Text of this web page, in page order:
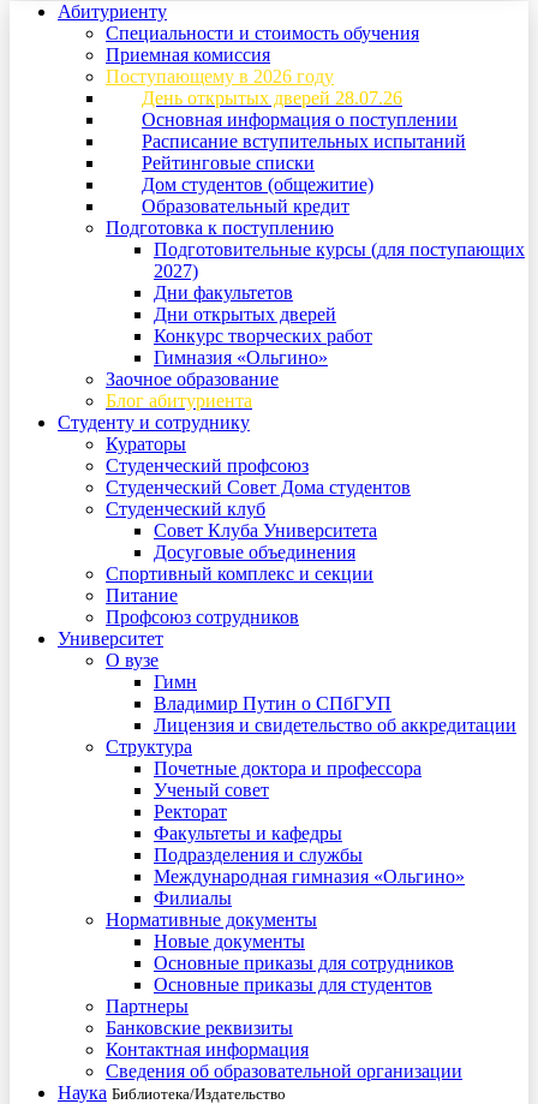
Абитуриенту
Специальности и стоимость обучения
Приемная комиссия
Поступающему в 2026 году
День открытых дверей 28.07.26
Основная информация о поступлении
Расписание вступительных испытаний
Рейтинговые списки
Дом студентов (общежитие)
Образовательный кредит
Подготовка к поступлению
Подготовительные курсы (для поступающих
2027)
Дни факультетов
Дни открытых дверей
Конкурс творческих работ
Гимназия «Ольгино»
Заочное образование
Блог абитуриента
Студенту и сотруднику
Кураторы
Студенческий профсоюз
Студенческий Совет Дома студентов
Студенческий клуб
Совет Клуба Университета
Досуговые объединения
Спортивный комплекс и секции
Питание
Профсоюз сотрудников
Университет
О вузе
Гимн
Владимир Путин о СПбГУП
Лицензия и свидетельство об аккредитации
Структура
Почетные доктора и профессора
Ученый совет
Ректорат
Факультеты и кафедры
Подразделения и службы
Международная гимназия «Ольгино»
Филиалы
Нормативные документы
Новые документы
Основные приказы для сотрудников
Основные приказы для студентов
Партнеры
Банковские реквизиты
Контактная информация
Сведения об образовательной организации
Наука Библиотека/Издательство